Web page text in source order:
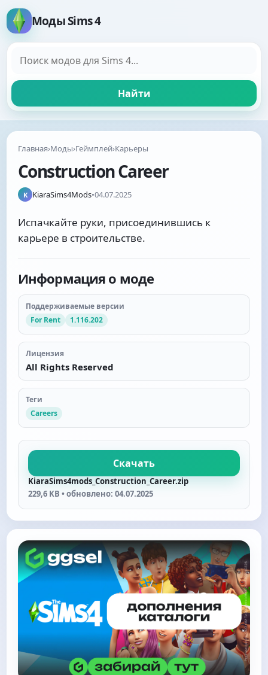
Моды Sims 4
Найти
Главная›Моды›Геймплей›Карьеры
Construction Career
K KiaraSims4Mods•04.07.2025
Испачкайте руки, присоединившись к
карьере в строительстве.
Информация о моде
Поддерживаемые версии
For Rent
1.116.202
Лицензия
All Rights Reserved
Теги
Careers
Скачать
KiaraSims4mods_Construction_Career.zip
229,6 KB • обновлено: 04.07.2025